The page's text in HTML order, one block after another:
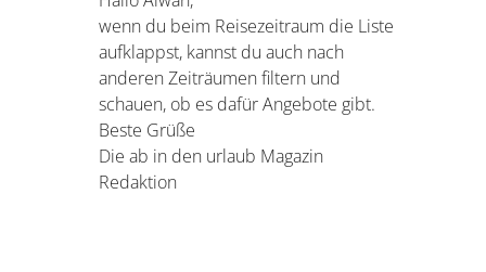
Antworten
ab in den urlaub Magazin
Redaktion
am 17. Juni 2022 um 10:10
Hallo Alwan,